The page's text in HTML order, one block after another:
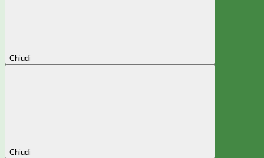
Chiudi
Chiudi